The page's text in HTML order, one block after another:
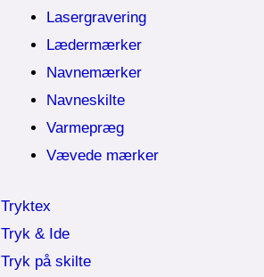
Lasergravering
Lædermærker
Navnemærker
Navneskilte
Varmepræg
Vævede mærker
Tryktex
Tryk & Ide
Tryk på skilte